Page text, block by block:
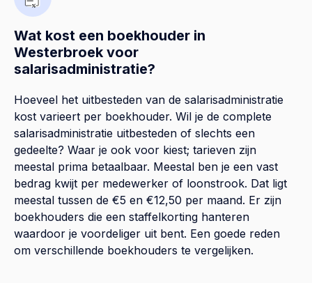
Wat kost een boekhouder in
Westerbroek voor
salarisadministratie?
Hoeveel het uitbesteden van de salarisadministratie
kost varieert per boekhouder. Wil je de complete
salarisadministratie uitbesteden of slechts een
gedeelte? Waar je ook voor kiest; tarieven zijn
meestal prima betaalbaar. Meestal ben je een vast
bedrag kwijt per medewerker of loonstrook. Dat ligt
meestal tussen de €5 en €12,50 per maand. Er zijn
boekhouders die een staffelkorting hanteren
waardoor je voordeliger uit bent. Een goede reden
om verschillende boekhouders te vergelijken.